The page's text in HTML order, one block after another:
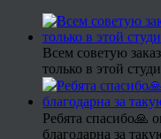
Всем советую
только в этой
Ребята спасибо🙏
благодарна за